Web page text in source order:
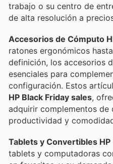
trabajo o su centro de
de alta resolución a
Accesorios de Cómputo
ratones ergonómicos
definición, los accesorios
esenciales para
configuración. Estos
HP Black Friday sales,
adquirir complementos de
productividad y
Tablets y Convertibles HP
tablets y computadoras